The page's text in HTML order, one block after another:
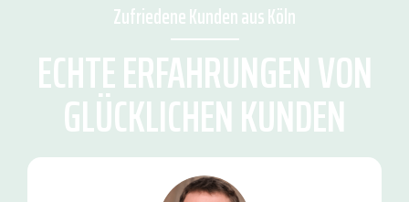
Zufriedene Kunden aus Köln
ECHTE ERFAHRUNGEN VON
GLÜCKLICHEN KUNDEN